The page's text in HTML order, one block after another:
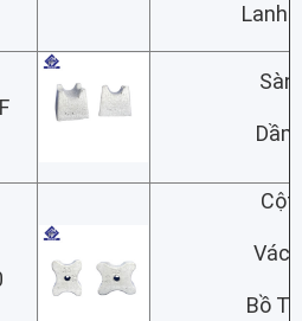
Lanh
Sàn
Dầm
Cột
Vách
Bồ